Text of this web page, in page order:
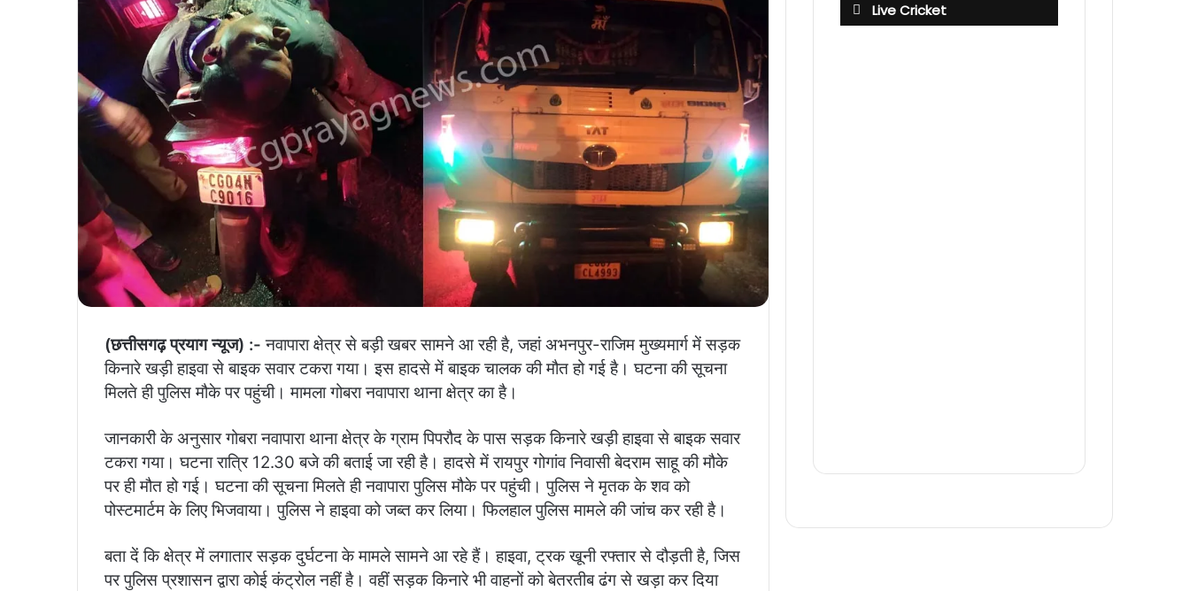
(छत्तीसगढ़ प्रयाग न्यूज) :- नवापारा क्षेत्र से बड़ी खबर सामने आ रही है, जहां अभनपुर-राजिम मुख्यमार्ग में सड़क
किनारे खड़ी हाइवा से बाइक सवार टकरा गया। इस हादसे में बाइक चालक की मौत हो गई है। घटना की सूचना
मिलते ही पुलिस मौके पर पहुंची। मामला गोबरा नवापारा थाना क्षेत्र का है।
जानकारी के अनुसार गोबरा नवापारा थाना क्षेत्र के ग्राम पिपरौद के पास सड़क किनारे खड़ी हाइवा से बाइक सवार
टकरा गया। घटना रात्रि 12.30 बजे की बताई जा रही है। हादसे में रायपुर गोगांव निवासी बेदराम साहू की मौके
पर ही मौत हो गई। घटना की सूचना मिलते ही नवापारा पुलिस मौके पर पहुंची। पुलिस ने मृतक के शव को
पोस्टमार्टम के लिए भिजवाया। पुलिस ने हाइवा को जब्त कर लिया। फिलहाल पुलिस मामले की जांच कर रही है।
बता दें कि क्षेत्र में लगातार सड़क दुर्घटना के मामले सामने आ रहे हैं। हाइवा, ट्रक खूनी रफ्तार से दौड़ती है, जिस
पर पुलिस प्रशासन द्वारा कोई कंट्रोल नहीं है। वहीं सड़क किनारे भी वाहनों को बेतरतीब ढंग से खड़ा कर दिया
Live Cricket